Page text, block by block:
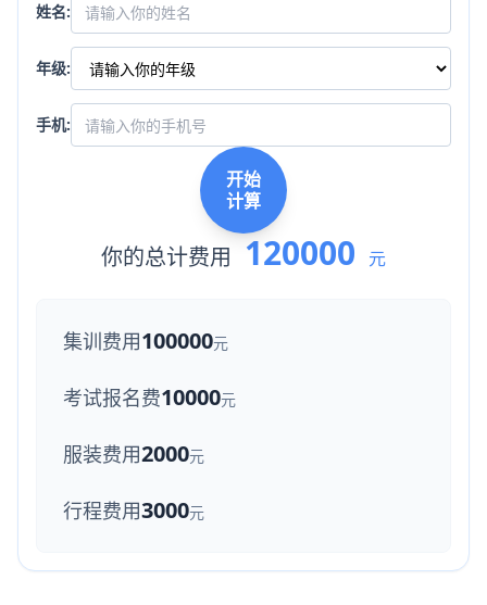
姓名:
年级:
手机:
开始
计算
你的总计费用 120000 元
集训费用100000元
考试报名费10000元
服装费用2000元
行程费用3000元